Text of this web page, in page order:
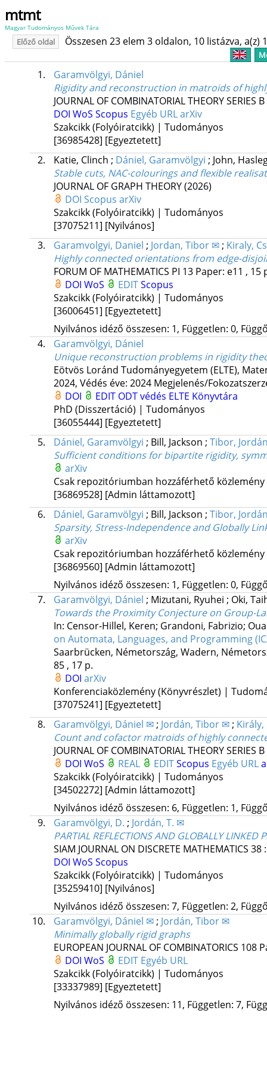
mtmt
Magyar Tudományos Művek Tára
Előző oldal Összesen 23 elem 3 oldalon, 10 listázva, a(z)
1.
Garamvölgyi, Dániel
Rigidity and reconstruction in matroids of
JOURNAL OF COMBINATORIAL THEORY SERIES B
DOI WoS Scopus Egyéb URLarXiv
Szakcikk (Folyóiratcikk) | Tudományos
[36985428] [Egyeztetett]
2.
Katie, Clinch ; Dániel, Garamvölgyi ; John,
Stable cuts, NAC-colourings and flexible
JOURNAL OF GRAPH THEORY(2026)
DOI Scopus arXiv
Szakcikk (Folyóiratcikk) | Tudományos
[37075211] [Nyilvános]
3.
Garamvolgyi, Daniel ; Jordan, Tibor ✉; Kiraly,
Highly connected orientations from edge-
FORUM OF MATHEMATICS PI 13 Paper: e11 , 15
DOI WoS EDITScopus
Szakcikk (Folyóiratcikk) | Tudományos
[36006451] [Egyeztetett]
Nyilvános idéző összesen: 1, Független: 0,
4.
Garamvölgyi, Dániel
Unique reconstruction problems in rigidity
Eötvös Loránd Tudományegyetem (ELTE),
2024, Védés éve: 2024 Megjelenés/
DOI
EDIT ODT védés ELTE Könyvtára
PhD (Disszertáció) | Tudományos
[36055444] [Egyeztetett]
5.
Dániel, Garamvölgyi ; Bill, Jackson ; Tibor,
Sufficient conditions for bipartite rigidity,
arXiv
Csak repozitóriumban hozzáférhető
[36869528] [Admin láttamozott]
6.
Dániel, Garamvölgyi ; Bill, Jackson ; Tibor,
Sparsity, Stress-Independence and Globally
arXiv
Csak repozitóriumban hozzáférhető
[36869560] [Admin láttamozott]
Nyilvános idéző összesen: 1, Független: 0,
7.
Garamvölgyi, Dániel ; Mizutani, Ryuhei ; Oki,
Towards the Proximity Conjecture on Group-
In: Censor-Hillel, Keren; Grandoni, Fabrizio;
on Automata, Languages, and Programming
Saarbrücken, Németország, Wadern,
85 , 17 p.
DOI arXiv
Konferenciaközlemény (Könyvrészlet) |
[37075241] [Egyeztetett]
8.
Garamvölgyi, Dániel ✉; Jordán, Tibor ✉;
Count and cofactor matroids of highly
JOURNAL OF COMBINATORIAL THEORY SERIES B
DOI WoS REAL EDITScopus Egyéb URL
Szakcikk (Folyóiratcikk) | Tudományos
[34502272] [Admin láttamozott]
Nyilvános idéző összesen: 6, Független: 1,
9.
Garamvölgyi, D. ; Jordán, T. ✉
PARTIAL REFLECTIONS AND GLOBALLY LINKED
SIAM JOURNAL ON DISCRETE MATHEMATICS 38
DOI WoS Scopus
Szakcikk (Folyóiratcikk) | Tudományos
[35259410] [Nyilvános]
Nyilvános idéző összesen: 7, Független: 2,
10.
Garamvölgyi, Dániel ✉; Jordán, Tibor ✉
Minimally globally rigid graphs
EUROPEAN JOURNAL OF COMBINATORICS 108
DOI WoS EDIT Egyéb URL
Szakcikk (Folyóiratcikk) | Tudományos
[33337989] [Egyeztetett]
Nyilvános idéző összesen: 11, Független: 7,